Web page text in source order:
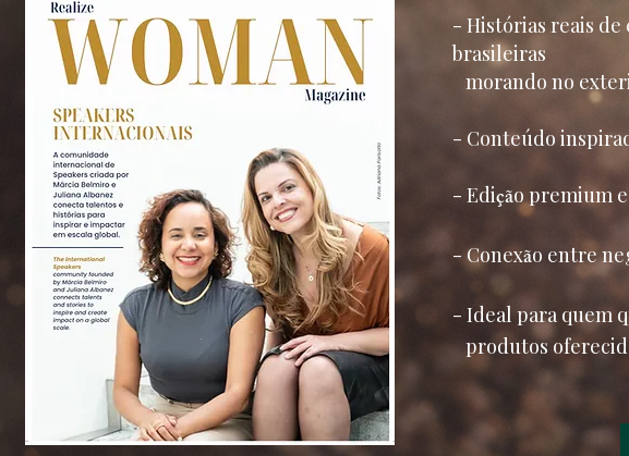
- Histórias reais
brasileiras
morando no
- Conteúdo
- Edição premium
- Conexão entre
- Ideal para quem
produtos